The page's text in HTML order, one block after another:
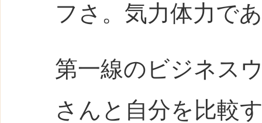
フさ。気力体力で
第一線のビジネス
さんと自分を比較